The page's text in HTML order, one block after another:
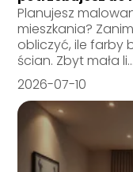
Planujesz
mieszkania?
obliczyć, ile farby
ścian. Zbyt mała li...
2026-07-10